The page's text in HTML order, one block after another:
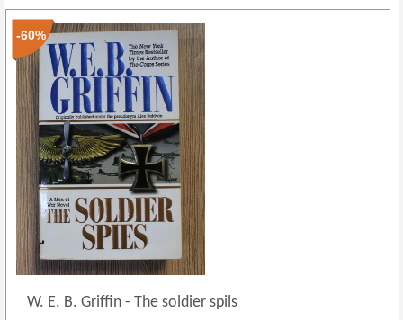
-60%
W. E. B. Griffin- The soldier spils